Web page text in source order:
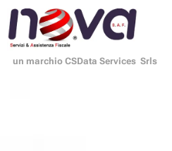
un marchio CSData Services Srls